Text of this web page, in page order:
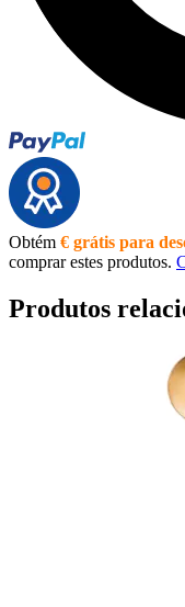
Obtém € grátis para
comprar estes produtos.
Produtos